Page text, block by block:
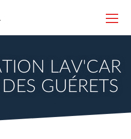
LAV'CAR
GUÉRETS